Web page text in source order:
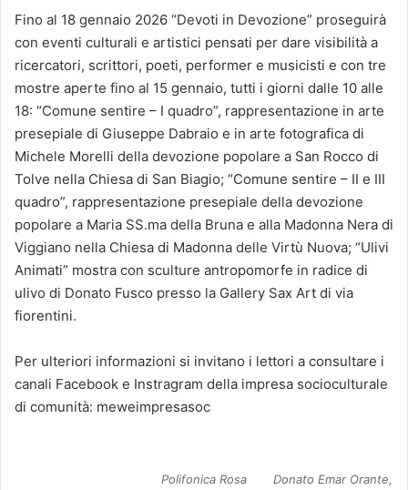
Fino al 18 gennaio 2026 “Devoti in Devozione” proseguirà
con eventi culturali e artistici pensati per dare visibilità a
ricercatori, scrittori, poeti, performer e musicisti e con tre
mostre aperte fino al 15 gennaio, tutti i giorni dalle 10 alle
18: “Comune sentire – I quadro”, rappresentazione in arte
presepiale di Giuseppe Dabraio e in arte fotografica di
Michele Morelli della devozione popolare a San Rocco di
Tolve nella Chiesa di San Biagio; “Comune sentire – II e III
quadro”, rappresentazione presepiale della devozione
popolare a Maria SS.ma della Bruna e alla Madonna Nera di
Viggiano nella Chiesa di Madonna delle Virtù Nuova; “Ulivi
Animati” mostra con sculture antropomorfe in radice di
ulivo di Donato Fusco presso la Gallery Sax Art di via
fiorentini.
Per ulteriori informazioni si invitano i lettori a consultare i
canali Facebook e Instragram della impresa socioculturale
di comunità: meweimpresasoc
Polifonica Rosa
Donato Emar Orante,